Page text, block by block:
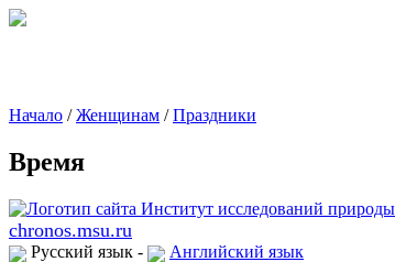
Начало /Женщинам /Праздники
Время
chronos.msu.ru
Русский язык - Английский язык